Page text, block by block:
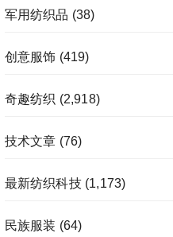
军用纺织品 (38)
创意服饰 (419)
奇趣纺织 (2,918)
技术文章 (76)
最新纺织科技(1,173)
民族服装 (64)